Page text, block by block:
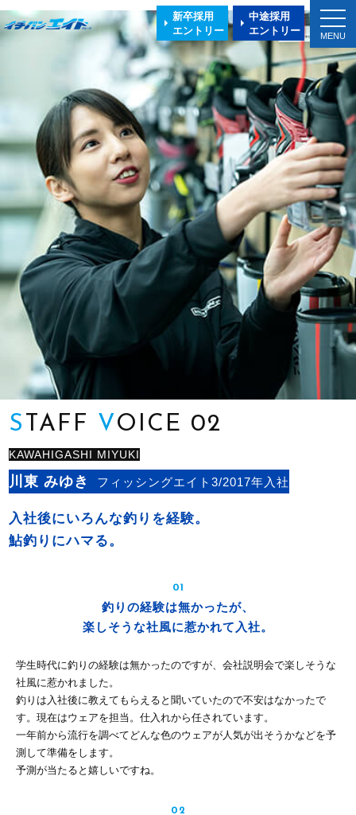
中途採用
エントリー
新卒採用
エントリー
MENU
S TAFF VOICE 02
KAWAHIGASHI MIYUKI
川東 みゆき フィッシングエイト3/2017年入社
入社後にいろんな釣りを経験。
鮎釣りにハマる。
01
釣りの経験は無かったが、
楽しそうな社風に惹かれて入社。
学生時代に釣りの経験は無かったのですが、会社説明会で楽しそうな
社風に惹かれました。
釣りは入社後に教えてもらえると聞いていたので不安はなかったで
す。現在はウェアを担当。仕入れから任されています。
一年前から流行を調べてどんな色のウェアが人気が出そうかなどを予
測して準備をします。
予測が当たると嬉しいですね。
02